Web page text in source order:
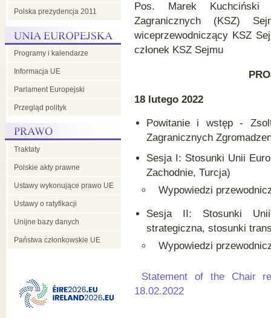
Polska prezydencja 2011
Programy i kalendarze
Informacja UE
Parlament Europejski
Przegląd polityk
Traktaty
Polskie akty prawne
Ustawy wykonujące prawo UE
Ustawy o ratyfikacji
Unijne bazy danych
Państwa członkowskie UE
Pos. Marek Kuchciński
Zagranicznych (KSZ)
wiceprzewodniczący KSZ
członek KSZ Sejmu
18 lutego 2022
Powitanie i wstęp -
Zagranicznych
Sesja I: Stosunki Unii
Zachodnie, Turcja)
Wypowiedzi
Sesja II: Stosunki Unii
strategiczna, stosunki
Wypowiedzi
Statement of the Chair
18.02.2022